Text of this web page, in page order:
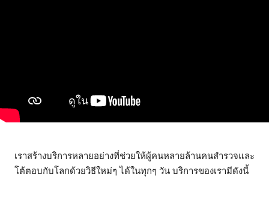
เราสร้างบริการหลายอย่างที่ช่วยให้ผู้คนหลายล้านคนสำรวจและ
โต้ตอบกับโลกด้วยวิธีใหม่ๆ ได้ในทุกๆ วัน บริการของเรามีดังนี้